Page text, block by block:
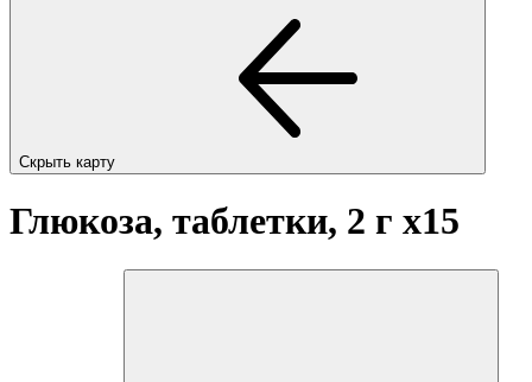
Скрыть карту
Глюкоза, таблетки, 2 г x15